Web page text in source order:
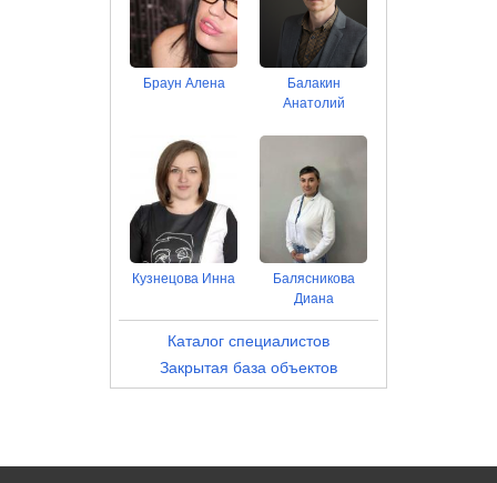
Браун Алена
Балакин
Анатолий
Кузнецова Инна
Балясникова
Диана
Каталог специалистов
Закрытая база объектов